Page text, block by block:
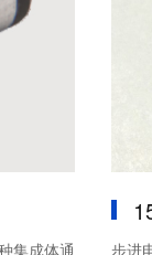
集成体通
步进